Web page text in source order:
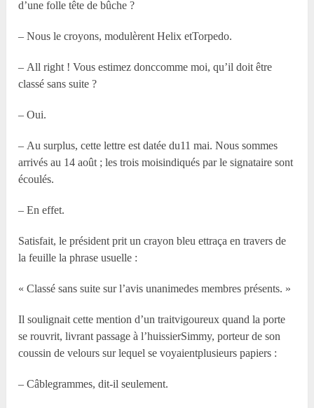
d’une folle tête de bûche ?
– Nous le croyons, modulèrent Helix etTorpedo.
– All right ! Vous estimez donccomme moi, qu’il doit être
classé sans suite ?
– Oui.
– Au surplus, cette lettre est datée du11 mai. Nous sommes
arrivés au 14 août ; les trois moisindiqués par le signataire sont
écoulés.
– En effet.
Satisfait, le président prit un crayon bleu ettraça en travers de
la feuille la phrase usuelle :
« Classé sans suite sur l’avis unanimedes membres présents. »
Il soulignait cette mention d’un traitvigoureux quand la porte
se rouvrit, livrant passage à l’huissierSimmy, porteur de son
coussin de velours sur lequel se voyaientplusieurs papiers :
– Câblegrammes, dit-il seulement.